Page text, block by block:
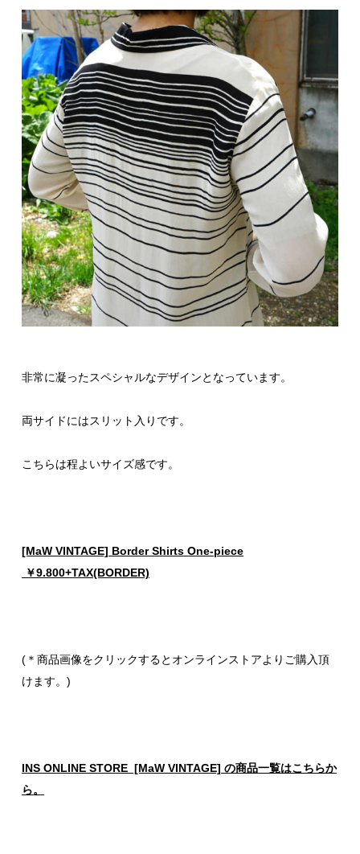
非常に凝ったスペシャルなデザインとなっています。
両サイドにはスリット入りです。
こちらは程よいサイズ感です。
[MaW VINTAGE] Border Shirts One-piece
￥9.800+TAX(BORDER)
(＊商品画像をクリックするとオンラインストアよりご購入頂
けます。)
INS ONLINE STORE [MaW VINTAGE] の商品一覧はこちらか
ら。